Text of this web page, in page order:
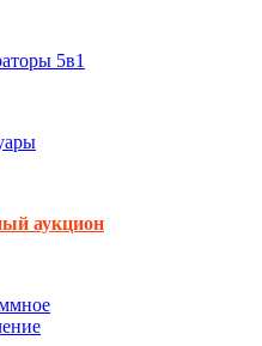
5в1
аукцион